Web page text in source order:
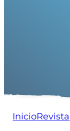
InicioRevista